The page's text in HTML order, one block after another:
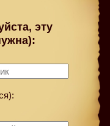
эту